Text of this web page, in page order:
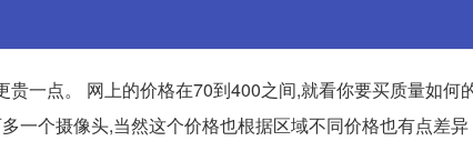
一点。 网上的价格在70到400之间,就看你要买质量如何
一个摄像头,当然这个价格也根据区域不同价格也有点差